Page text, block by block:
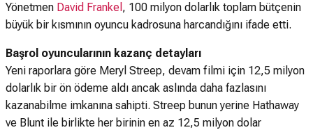
Yönetmen David Frankel , 100 milyon dolarlık toplam bütçenin
büyük bir kısmının oyuncu kadrosuna harcandığını ifade etti.
Başrol oyuncularının kazanç detayları
Yeni raporlara göre Meryl Streep, devam filmi için 12,5 milyon
dolarlık bir ön ödeme aldı ancak aslında daha fazlasını
kazanabilme imkanına sahipti. Streep bunun yerine Hathaway
ve Blunt ile birlikte her birinin en az 12,5 milyon dolar